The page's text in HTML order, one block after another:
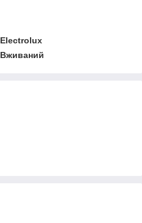
Electrolux
Вживаний